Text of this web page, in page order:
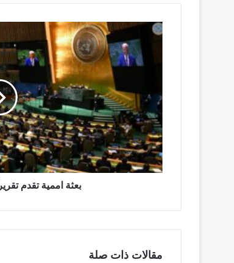
بعثة
تقريراً
السودان
بعثة اممية تقدم
مقالات ذات صلة